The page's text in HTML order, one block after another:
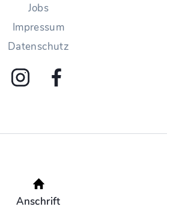
Jobs
Impressum
Datenschutz
Anschrift